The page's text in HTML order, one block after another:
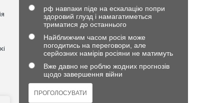
рф навпаки піде на ескалацію попри
здоровий глузд і намагатиметься
триматися до останнього
Найближчим часом росія може
погодитись на переговори, але
серйозних намірів росіяни не матимуть
Вже давно не роблю жодних прогнозів
щодо завершення війни